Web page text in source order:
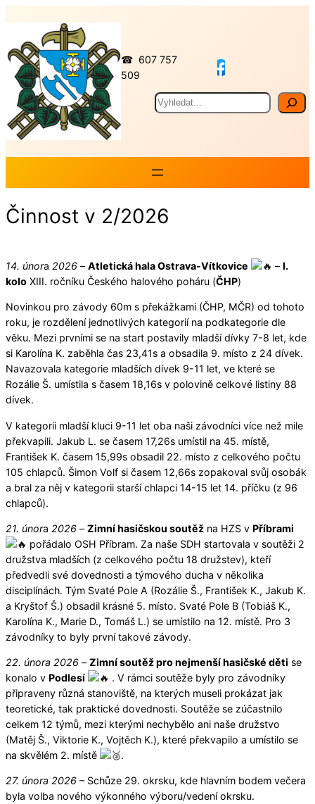
obsah
☎ 607 757
509
Hledat
Činnost v 2/2026
14. února 2026 –Atletická hala Ostrava-Vítkovice –I.
kolo XIII. ročníku Českého halového poháru (ČHP)
Novinkou pro závody 60m s překážkami (ČHP, MČR) od tohoto
roku, je rozdělení jednotlivých kategorií na podkategorie dle
věku. Mezi prvními se na start postavily mladší dívky 7-8 let, kde
si Karolína K. zaběhla čas 23,41s a obsadila 9. místo z 24 dívek.
Navazovala kategorie mladších dívek 9-11 let, ve které se
Rozálie Š. umístila s časem 18,16s v polovině celkové listiny 88
dívek.
V kategorii mladší kluci 9-11 let oba naši závodníci více než mile
překvapili. Jakub L. se časem 17,26s umístil na 45. místě,
František K. časem 15,99s obsadil 22. místo z celkového počtu
105 chlapců. Šimon Volf si časem 12,66s zopakoval svůj osobák
a bral za něj v kategorii starší chlapci 14-15 let 14. příčku (z 96
chlapců).
21. února 2026 –Zimní hasičskou soutěž na HZS v Příbrami
pořádalo OSH Příbram. Za naše SDH startovala v soutěži 2
družstva mladších (z celkového počtu 18 družstev), kteří
předvedli své dovednosti a týmového ducha v několika
disciplínách. Tým Svaté Pole A (Rozálie Š., František K., Jakub K.
a Kryštof Š.) obsadil krásné 5. místo. Svaté Pole B (Tobiáš K.,
Karolína K., Marie D., Tomáš L.) se umístilo na 12. místě. Pro 3
závodníky to byly první takové závody.
22. února 2026 –Zimní soutěž pro nejmenší hasičské děti se
konalo v Podlesí
. V rámci soutěže byly pro závodníky
připraveny různá stanoviště, na kterých museli prokázat jak
teoretické, tak praktické dovednosti. Soutěže se zúčastnilo
celkem 12 týmů, mezi kterými nechybělo ani naše družstvo
(Matěj Š., Viktorie K., Vojtěch K.), které překvapilo a umístilo se
na skvělém 2. místě
.
27. února 2026 – Schůze 29. okrsku, kde hlavním bodem večera
byla volba nového výkonného výboru/vedení okrsku.